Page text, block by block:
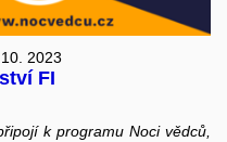
2023
FI
k programu Noci vědců,